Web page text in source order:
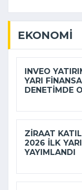
EKONOMI
INVEO
YARI
DENETIMDE
ZIRAAT
2026 ILK
YAYIMLANDI